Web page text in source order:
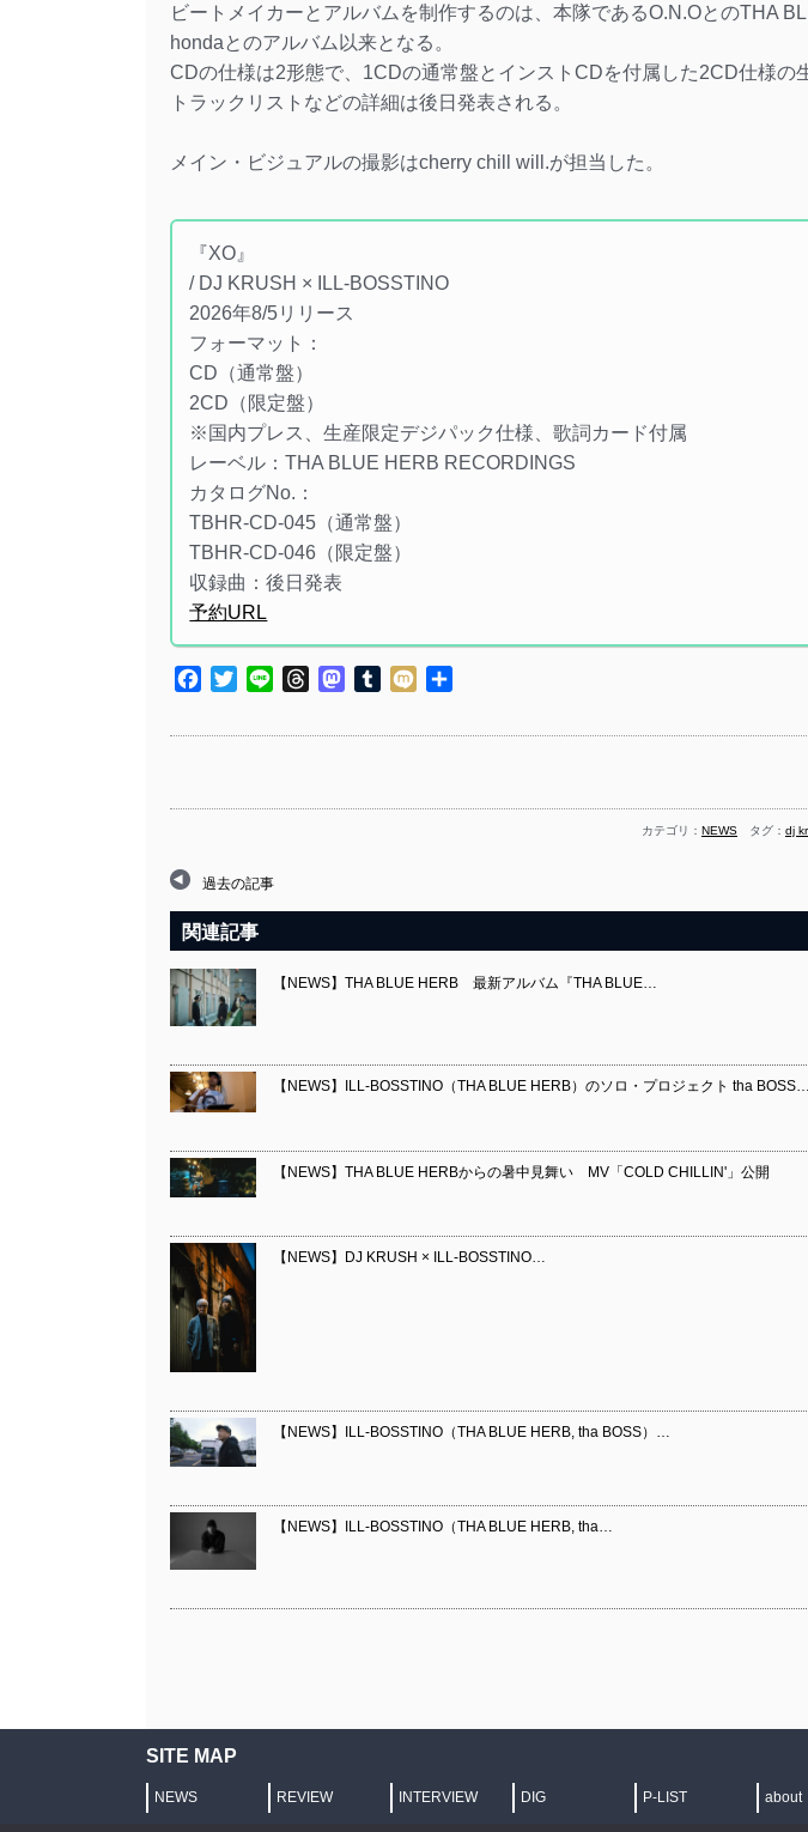
ビートメイカーとアルバムを制作するのは、本隊であるO.N.OとのTHA
hondaとのアルバム以来となる。
CDの仕様は2形態で、1CDの通常盤とインストCDを付属した2CD仕様の
トラックリストなどの詳細は後日発表される。
メイン・ビジュアルの撮影はcherry chill will.が担当した。
『XO』
/ DJ KRUSH × ILL-BOSSTINO
2026年8/5リリース
フォーマット：
CD（通常盤）
2CD（限定盤）
※国内プレス、生産限定デジパック仕様、歌詞カード付属
レーベル：THA BLUE HERB RECORDINGS
カタログNo.：
TBHR-CD-045（通常盤）
TBHR-CD-046（限定盤）
収録曲：後日発表
予約URL
Facebook
TwitterLine ThreadsMastodon
TumblrMixi
カテゴリ： NEWS タグ： dj
過去の記事
関連記事
【NEWS】THA BLUE HERB 最新アルバム『THA BLUE…
【NEWS】ILL-BOSSTINO（THA BLUE HERB）のソロ・プロジェクト tha BOSS…
【NEWS】THA BLUE HERBからの暑中見舞い MV「COLD CHILLIN'」公開
【NEWS】DJ KRUSH × ILL-BOSSTINO…
【NEWS】ILL-BOSSTINO（THA BLUE HERB, tha BOSS）…
【NEWS】ILL-BOSSTINO（THA BLUE HERB, tha…
SITE MAP
NEWS REVIEW INTERVIEW DIG P-LIST about